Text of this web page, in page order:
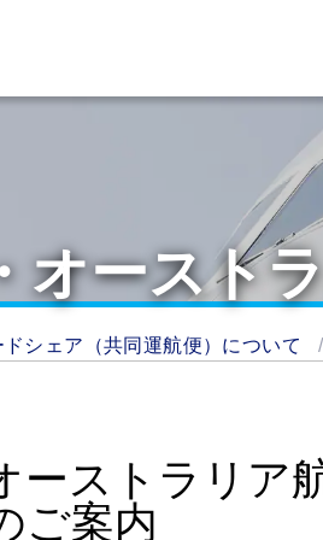
オースト
ドシェア（共同運航便）について
ーストラリア
ご案内